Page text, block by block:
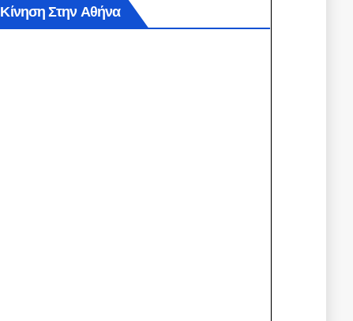
Κίνηση Στην Αθήνα